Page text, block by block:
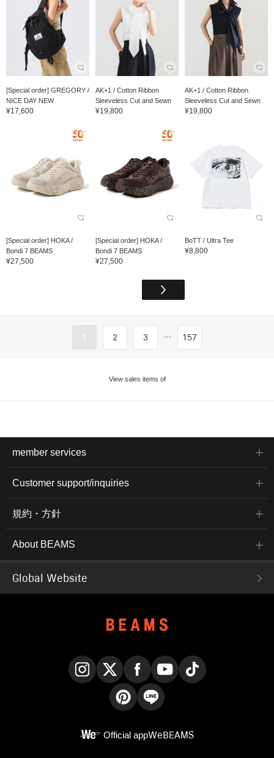
[Special order] GREGORY /
NICE DAY NEW
¥17,600
AK+1 / Cotton Ribbon
Sleeveless Cut and Sewn
¥19,800
AK+1 / Cotton Ribbon
Sleeveless Cut and Sewn
¥19,800
[Special order] HOKA /
Bondi 7 BEAMS
¥27,500
[Special order] HOKA /
Bondi 7 BEAMS
¥27,500
BoTT / Ultra Tee
¥8,800
1 2 3 ... 157
View sales items of
member services
Customer support/inquiries
規約・方針
About BEAMS
Global Website
Official appWeBEAMS